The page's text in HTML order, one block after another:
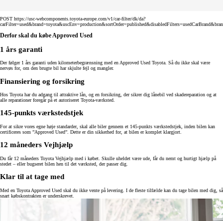
POST https://usc-webcomponents.toyota-europe.com/v1/car-filter/dk/da?
Derfor skal du købe Approved Used
1 års garanti
Der følger 1 års garanti uden kilometerbegrænsning med en Approved Used Toyota. Så du ikke skal være
nervøs for, om den brugte bil har skjulte fejl og mangler.
Finansiering og forsikring
Hos Toyota har du adgang til attraktive lån, og en forsikring, der sikrer dig lånebil ved skadereparation og at
alle reparationer foregår på et autoriseret Toyota-værksted.
145-punkts værkstedstjek
For at sikre vores egne høje standarder, skal alle biler gennem et 145-punkts værkstedstjek, inden bilen kan
certificeres som ”Approved Used”. Dette er din sikkerhed for, at bilen er komplet klargjort.
12 måneders Vejhjælp
Du får 12 måneders Toyota Vejhjælp med i købet. Skulle uheldet være ude, får du nemt og hurtigt hjælp på
stedet – eller bugseret bilen hen til det værksted, der passer dig.
Klar til at tage med
Med en Toyota Approved Used skal du ikke vente på levering. I de fleste tilfælde kan du tage bilen med dig, så
snart købskontrakten er underskrevet.